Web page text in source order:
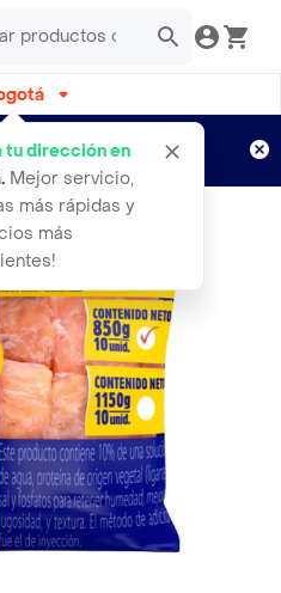
tu dirección en
. Mejor servicio,
más rápidas y
más
semanas
Aplican TyC